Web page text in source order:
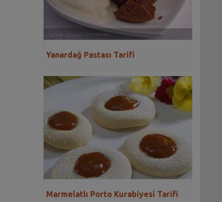
Yanardağ Pastası Tarifi
Marmelatlı Porto Kurabiyesi Tarifi